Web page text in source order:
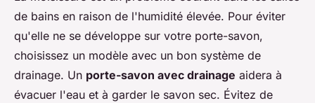
de bains en raison de l'humidité élevée. Pour éviter
qu'elle ne se développe sur votre porte-savon,
choisissez un modèle avec un bon système de
drainage. Un porte-savon avec drainage aidera à
évacuer l'eau et à garder le savon sec. Évitez de